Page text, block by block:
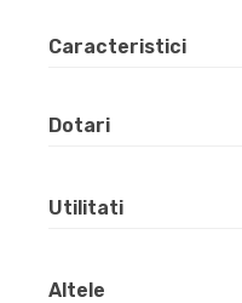
Caracteristici
Dotari
Utilitati
Altele